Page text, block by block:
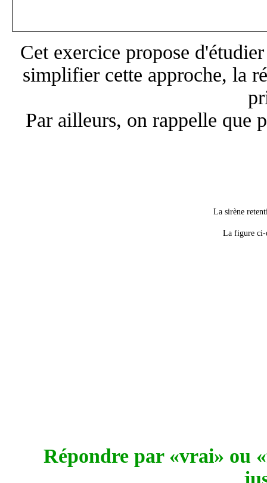
Cet exercice propose
simplifier cette approche, la
Par ailleurs, on rappelle que
La sirène
Lafigure ci-
Répondre par «vrai» ou